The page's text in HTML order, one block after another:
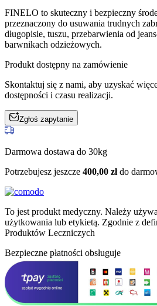
FINELO to skuteczny i bezpieczny
przeznaczony do usuwania trudnych
długopisie, tuszu, przebarwienia od
barwnikach odzieżowych.
Produkt dostępny na zamówienie
Skontaktuj się z nami, aby uzyskać
dostępności i czasu realizacji.
Zgłoś zapytanie
Darmowa dostawa do 30kg
Potrzebujesz jeszcze 400,00 złdo
To jest produkt medyczny. Należy
użytkowania lub etykietą. Zgodnie z
Produktów Leczniczych
Bezpieczne płatności obsługuje